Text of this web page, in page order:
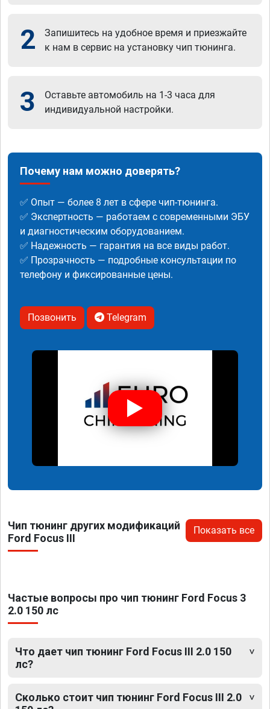
2
Запишитесь на удобное время и приезжайте
к нам в сервис на установку чип тюнинга.
3
Оставьте автомобиль на 1-3 часа для
индивидуальной настройки.
Почему нам можно доверять?
✅ Опыт — более 8 лет в сфере чип-тюнинга.
✅ Экспертность — работаем с современными ЭБУ
и диагностическим оборудованием.
✅ Надежность — гарантия на все виды работ.
✅ Прозрачность — подробные консультации по
телефону и фиксированные цены.
Позвонить Telegram
Чип тюнинг других модификаций
Ford Focus III
Показать все
Частые вопросы про чип тюнинг Ford Focus 3
2.0 150 лс
Что дает чип тюнинг Ford Focus III 2.0 150
лс?
Сколько стоит чип тюнинг Ford Focus III 2.0